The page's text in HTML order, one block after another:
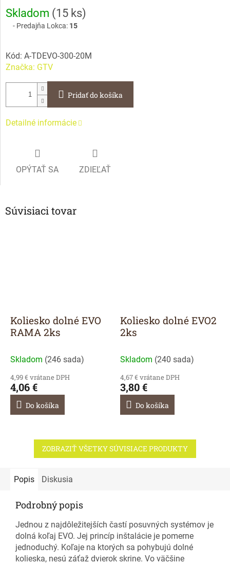
Jednotková
cena:
Skladom (15 ks)
Predajňa Lokca: 15
Kód: A-TDEVO-300-20M
Značka: GTV
Pridať do košíka
Detailné informácie
OPÝTAŤ SA ZDIEĽAŤ
Súvisiaci tovar
Koliesko dolné EVO
RAMA 2ks
Skladom (246 sada)
4,99 € vrátane DPH
4,06 €
Do košíka
Koliesko dolné EVO2
2ks
Skladom (240 sada)
4,67 € vrátane DPH
3,80 €
Do košíka
ZOBRAZIŤ VŠETKY SÚVISIACE PRODUKTY
Popis Diskusia
Podrobný popis
Jednou z najdôležitejších častí posuvných systémov je
dolná koľaj EVO. Jej princíp inštalácie je pomerne
jednoduchý. Koľaje na ktorých sa pohybujú dolné
kolieska, nesú záťaž dvierok skrine. Vo väčšine